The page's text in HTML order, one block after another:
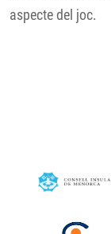
aspecte del joc.